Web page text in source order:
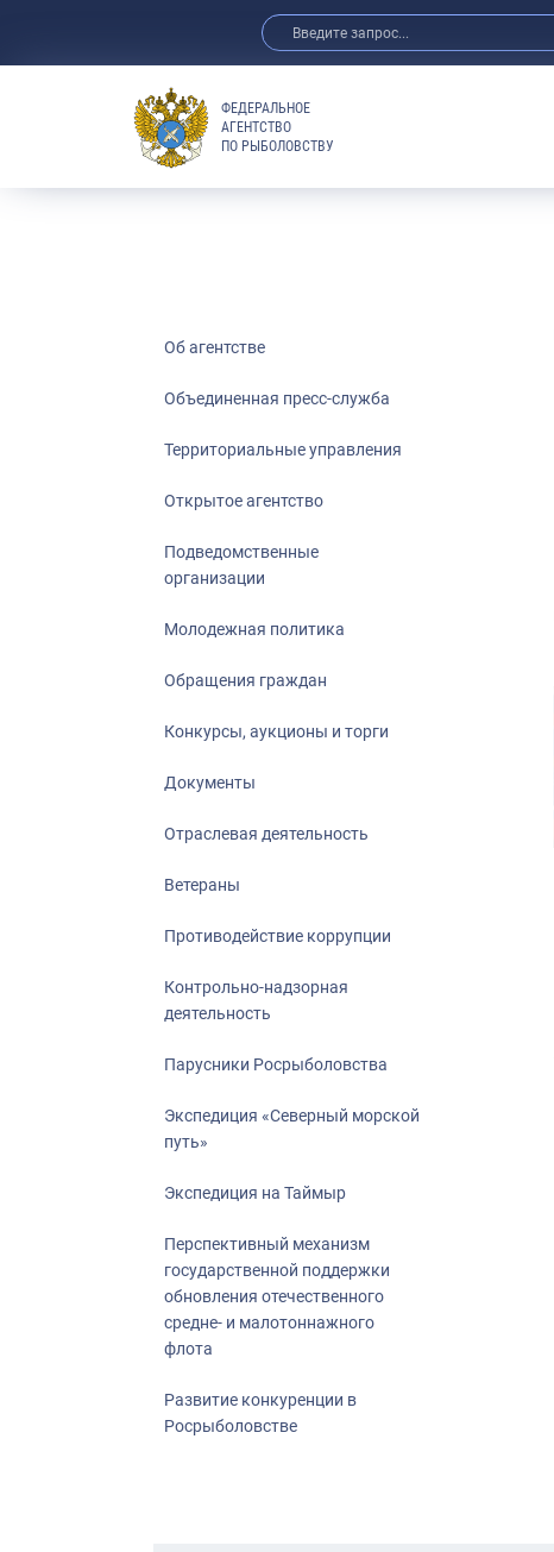
ФЕДЕРАЛЬНОЕ
АГЕНТСТВО
ПО РЫБОЛОВСТВУ
Об агентстве
Объединенная пресс-служба
Территориальные управления
Открытое агентство
Подведомственные
организации
Молодежная политика
Обращения граждан
Конкурсы, аукционы и торги
Документы
Отраслевая деятельность
Ветераны
Противодействие коррупции
Контрольно-надзорная
деятельность
Парусники Росрыболовства
Экспедиция «Северный морской
путь»
Экспедиция на Таймыр
Перспективный механизм
государственной поддержки
обновления отечественного
средне- и малотоннажного
флота
Развитие конкуренции в
Росрыболовстве